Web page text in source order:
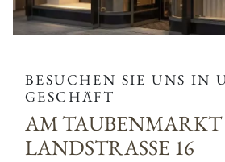
BESUCHEN SIE UNS IN
GESCHÄFT
AM TAUBENMARKT
LANDSTRASSE 16